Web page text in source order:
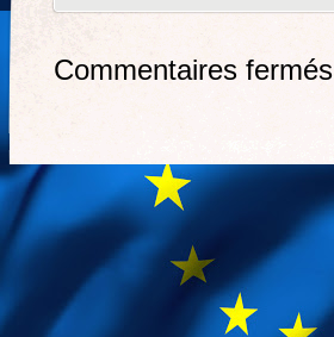
Commentaires fermés